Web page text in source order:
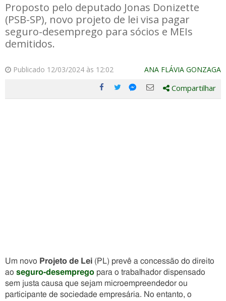
Proposto pelo deputado Jonas Donizette
(PSB-SP), novo projeto de lei visa pagar
seguro-desemprego para sócios e MEIs
demitidos.
Publicado 12/03/2024 às 12:02 ANA FLÁVIA GONZAGA
Compartilhe
Compartilhe
Compartilhe
Compartilhe
Compartilhar
Um novo Projeto de Lei (PL) prevê a concessão do direito
ao seguro-desemprego para o trabalhador dispensado
sem justa causa que sejam microempreendedor ou
participante de sociedade empresária. No entanto, o